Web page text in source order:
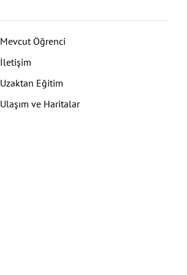
Mevcut Öğrenci
İletişim
Uzaktan Eğitim
Ulaşım ve Haritalar